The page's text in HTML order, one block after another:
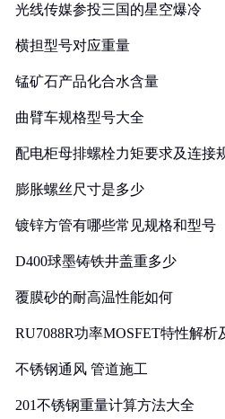
光线传媒参投三国的星空爆冷
横担型号对应重量
锰矿石产品化合水含量
曲臂车规格型号大全
配电柜母排螺栓力矩要求及连接
膨胀螺丝尺寸是多少
镀锌方管有哪些常见规格和型号
D400球墨铸铁井盖重多少
覆膜砂的耐高温性能如何
RU7088R功率MOSFET特性解
不锈钢通风 管道施工
201不锈钢重量计算方法大全